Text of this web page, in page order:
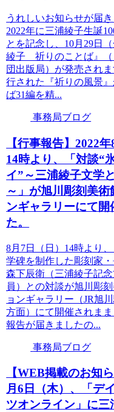
うれしいお知らせが届
2022年に三浦綾子生誕
とを記念し、10月29日
綾子 祈りのことば』（
団出版局）が発売されま
行された『祈りの風景
ば31編を精...
事務局ブログ
【行事報告】2022年
14時より、「対談“
イ”～三浦綾子文学
～」が旭川彫刻美術
ンギャラリーにて開
た。
8月7日（日）14時より
学碑を制作した彫刻家
森下辰衛（三浦綾子記
員）との対談が旭川彫
ョンギャラリー（JR旭
方面）にて開催されま
報告が届きましたの...
事務局ブログ
【WEB掲載のお知
月6日（木）、「デ
ツオンライン」に三